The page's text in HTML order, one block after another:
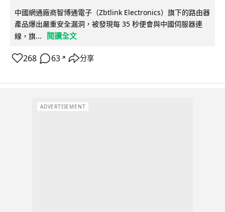
中國網通廠商智博通電子（Zbtlink Electronics）旗下的路由器
產品爆出嚴重安全漏洞，被發現每 35 秒便會與中國伺服器連
線，旗...
閱讀全文
268 63 ↗ 分享
ADVERTISEMENT